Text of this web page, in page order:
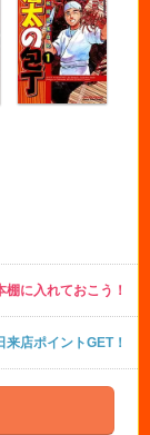
棚に入れておこう！
来店ポイントGET！